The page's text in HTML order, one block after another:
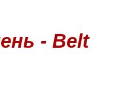
- Belt